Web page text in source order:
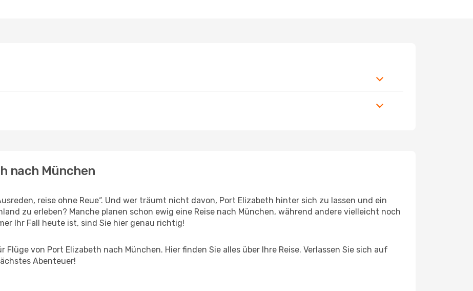
nach München
reise ohne Reue“. Und wer träumt nicht davon, Port Elizabeth hinter sich zu lassen und ein
zu erleben? Manche planen schon ewig eine Reise nach München, während andere vielleicht noch
Ihr Fall heute ist, sind Sie hier genau richtig!
Flüge von Port Elizabeth nach München. Hier finden Sie alles über Ihre Reise. Verlassen Sie sich auf
Abenteuer!